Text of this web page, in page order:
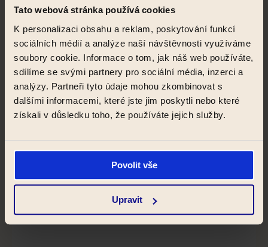
Tato webová stránka používá cookies
K personalizaci obsahu a reklam, poskytování funkcí
sociálních médií a analýze naší návštěvnosti využíváme
soubory cookie. Informace o tom, jak náš web používáte,
sdílíme se svými partnery pro sociální média, inzerci a
analýzy. Partneři tyto údaje mohou zkombinovat s
dalšími informacemi, které jste jim poskytli nebo které
získali v důsledku toho, že používáte jejich služby.
Povolit vše
Upravit
Karl by Zeitraum
Krakovská 2, Praha 1